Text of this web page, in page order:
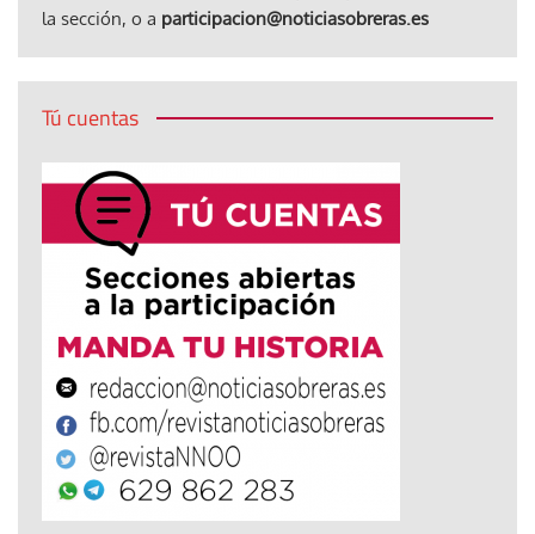
la sección, o a participacion@noticiasobreras.es
Tú cuentas